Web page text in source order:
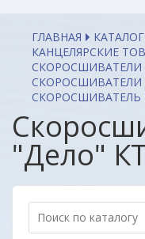
ГЛАВНАЯ КАТАЛОГ
КАНЦЕЛЯРСКИЕ
СКОРОСШИВАТЕЛИ
СКОРОСШИВАТЕЛИ
СКОРОСШИВАТЕЛЬ
"Дело"